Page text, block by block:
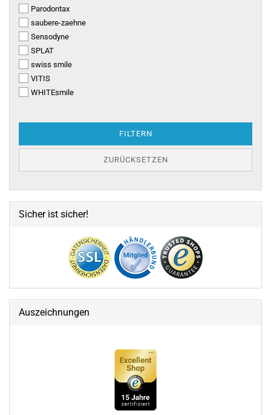
Parodontax
saubere-zaehne
Sensodyne
SPLAT
swiss smile
VITIS
WHITEsmile
FILTERN
ZURÜCKSETZEN
Sicher ist sicher!
Auszeichnungen